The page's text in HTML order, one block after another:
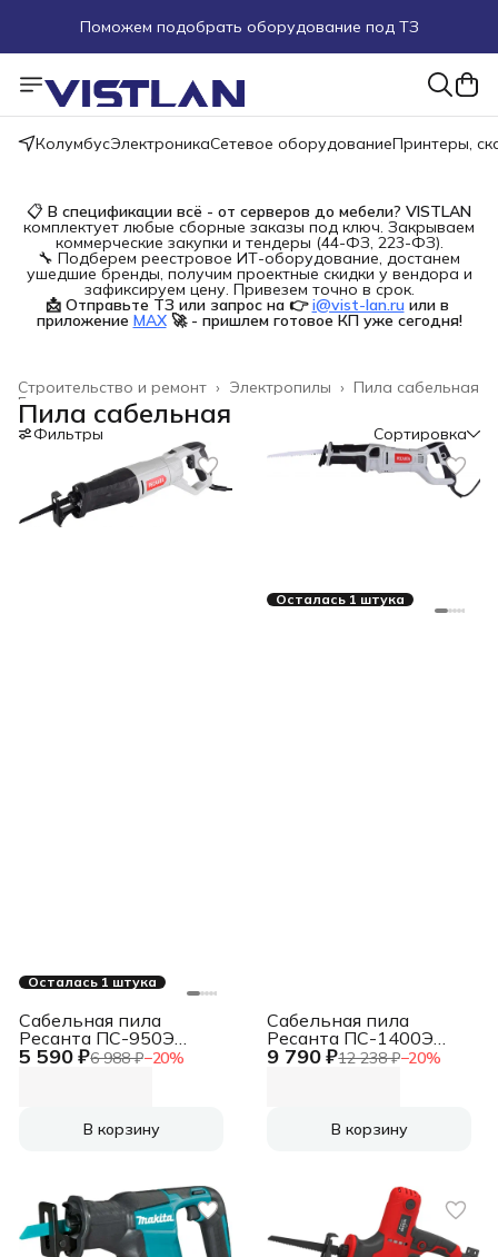
Поможем подобрать оборудование под ТЗ
Пуско-наладочные работы
Пришлите запрос на e-mail или в чат
КолумбусЭлектроникаСетевое оборудованиеПринтеры,
📋 В спецификации всё - от серверов до мебели? VISTLAN
комплектует любые сборные заказы под ключ. Закрываем
коммерческие закупки и тендеры (44-ФЗ, 223-ФЗ).
🔧 Подберем реестровое ИТ-оборудование, достанем
ушедшие бренды, получим проектные скидки у вендора и
зафиксируем цену. Привезем точно в срок.
📩 Отправьте ТЗ или запрос на 👉 i@vist-lan.ru или в
приложение MAX 🚀 - пришлем готовое КП уже сегодня!
Пила сабельная
Электропилы ›
Строительство и ремонт ›
Главная
Пила сабельная
Фильтры Сортировка
Осталась 1 штука
5 590 ₽6 988 ₽−20%
Сабельная пила
Ресанта ПС-950Э
950Вт 2800ход/мин
В корзину
Осталась 1 штука
9 790 ₽12 238 ₽−20%
Сабельная пила
Ресанта ПС-1400Э
1400Вт 2800ход/мин
В корзину